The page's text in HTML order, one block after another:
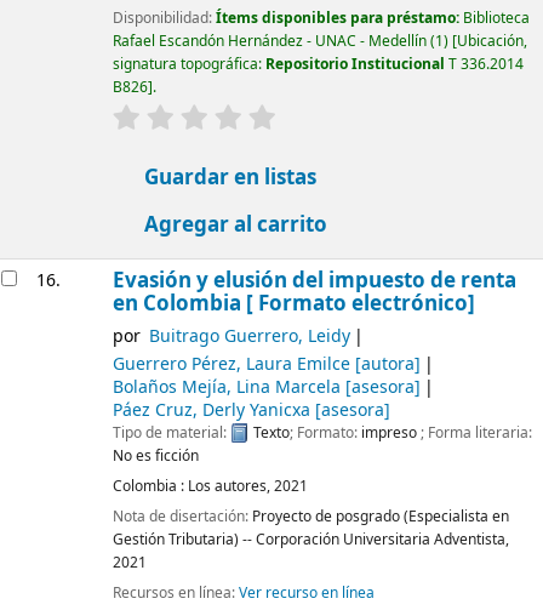
Disponibilidad:Ítems disponibles para préstamo: Biblioteca
Rafael Escandón Hernández - UNAC - Medellín(1) Ubicación,
signatura topográfica: Repositorio Institucional T 336.2014
B826 .
valoración
Guardar en listas
Agregar al carrito
16. Evasión y elusión del impuesto de renta
en Colombia [ Formato electrónico]
por Buitrago Guerrero, Leidy
Guerrero Pérez, Laura Emilce[autora]
Bolaños Mejía, Lina Marcela [asesora]
Páez Cruz, Derly Yanicxa [asesora]
Tipo de material: Texto; Formato: impreso ; Forma literaria:
No es ficción
Colombia : Los autores,2021
Nota de disertación: Proyecto de posgrado (Especialista en
Gestión Tributaria) -- Corporación Universitaria Adventista,
2021
Recursos en línea:Ver recurso en línea